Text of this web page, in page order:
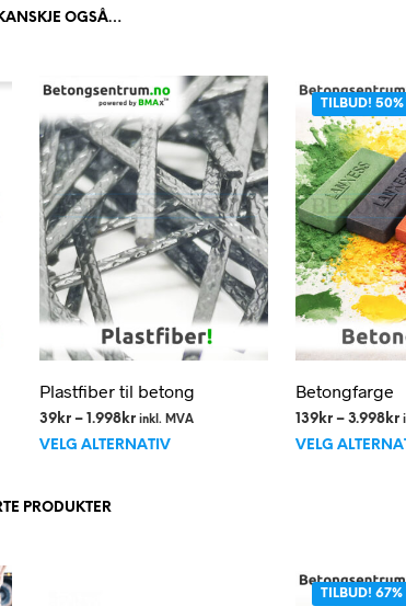
OGSÅ…
Plastfiber til betong
39kr – 1.998krPrisområde:
39kr
inkl. MVA
VELG ALTERNATIVDette
TILBUD! 50%
Betongfarge
139 kr – 3.998 kr
VELG
PRODUKTER
TILBUD! 67%